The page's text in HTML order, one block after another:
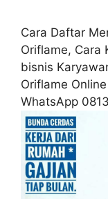
Cara Daftar
Oriflame, Cara
bisnis
Oriflame
WhatsApp